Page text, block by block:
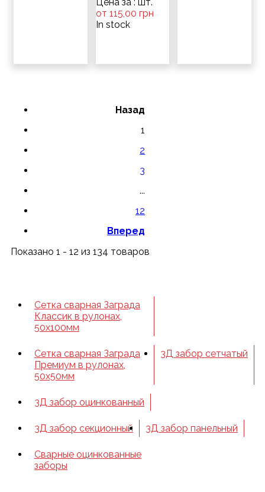
от 115,00 грн
In stock
Назад
1
2
3
...
12
Вперед
Показано 1 - 12 из 134 товаров
Сетка сварная Заграда
Классик в рулонах,
50х100мм
Сетка сварная Заграда
Премиум в рулонах,
50х50мм
3Д забор сетчатый
3Д забор оцинкованный
3Д забор секционный 3Д забор панельный
Сварные оцинкованные
заборы